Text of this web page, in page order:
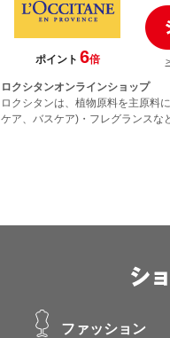
ポイント 6倍
ロクシタンオンラインショップ
ロクシタンは、植物原料を主原料
ケア、バスケア)・フレグランスな
ファッション